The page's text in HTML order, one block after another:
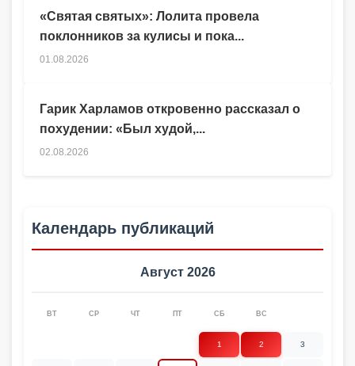
Гарик Харламов откровенно рассказал о
похудении: «Был худой,...
02.08.2026
«Святая святых»: Лолита провела
поклонников за кулисы и пока...
01.08.2026
Календарь публикаций
Август 2026
ВТ СР ЧТ ПТ СБ ВС
1 2 3